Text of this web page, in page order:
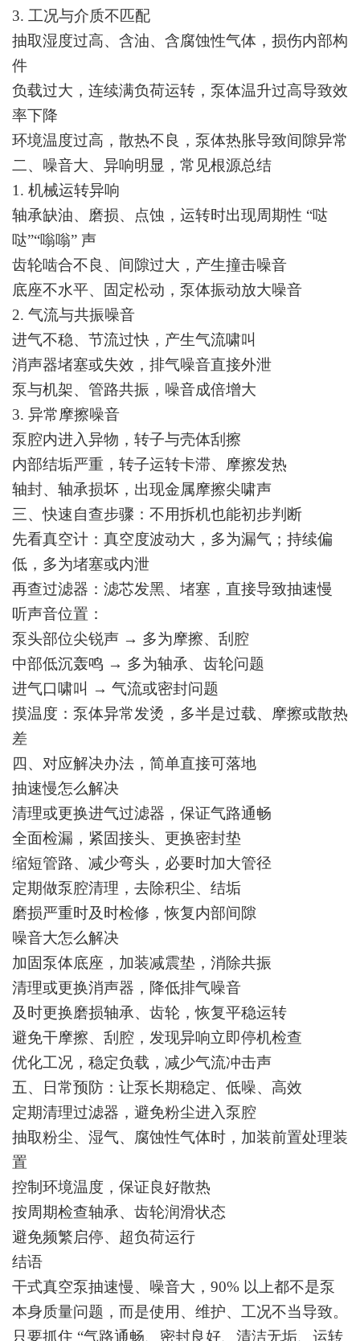
3. 工况与介质不匹配
抽取湿度过高、含油、含腐蚀性气体，损伤内部构
件
负载过大，连续满负荷运转，泵体温升过高导致效
率下降
环境温度过高，散热不良，泵体热胀导致间隙异常
二、噪音大、异响明显，常见根源总结
1. 机械运转异响
轴承缺油、磨损、点蚀，运转时出现周期性 “哒
哒”“嗡嗡” 声
齿轮啮合不良、间隙过大，产生撞击噪音
底座不水平、固定松动，泵体振动放大噪音
2. 气流与共振噪音
进气不稳、节流过快，产生气流啸叫
消声器堵塞或失效，排气噪音直接外泄
泵与机架、管路共振，噪音成倍增大
3. 异常摩擦噪音
泵腔内进入异物，转子与壳体刮擦
内部结垢严重，转子运转卡滞、摩擦发热
轴封、轴承损坏，出现金属摩擦尖啸声
三、快速自查步骤：不用拆机也能初步判断
先看真空计：真空度波动大，多为漏气；持续偏
低，多为堵塞或内泄
再查过滤器：滤芯发黑、堵塞，直接导致抽速慢
听声音位置：
泵头部位尖锐声 → 多为摩擦、刮腔
中部低沉轰鸣 → 多为轴承、齿轮问题
进气口啸叫 → 气流或密封问题
摸温度：泵体异常发烫，多半是过载、摩擦或散热
差
四、对应解决办法，简单直接可落地
抽速慢怎么解决
清理或更换进气过滤器，保证气路通畅
全面检漏，紧固接头、更换密封垫
缩短管路、减少弯头，必要时加大管径
定期做泵腔清理，去除积尘、结垢
磨损严重时及时检修，恢复内部间隙
噪音大怎么解决
加固泵体底座，加装减震垫，消除共振
清理或更换消声器，降低排气噪音
及时更换磨损轴承、齿轮，恢复平稳运转
避免干摩擦、刮腔，发现异响立即停机检查
优化工况，稳定负载，减少气流冲击声
五、日常预防：让泵长期稳定、低噪、高效
定期清理过滤器，避免粉尘进入泵腔
抽取粉尘、湿气、腐蚀性气体时，加装前置处理装
置
控制环境温度，保证良好散热
按周期检查轴承、齿轮润滑状态
避免频繁启停、超负荷运行
结语
干式真空泵抽速慢、噪音大，90% 以上都不是泵
本身质量问题，而是使用、维护、工况不当导致。
只要抓住 “气路通畅、密封良好、清洁无垢、运转